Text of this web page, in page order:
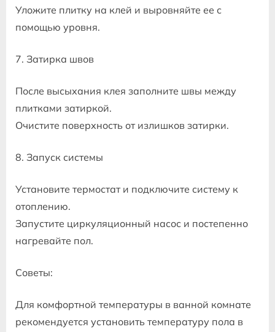
Уложите плитку на клей и выровняйте ее с
помощью уровня.
7. Затирка швов
После высыхания клея заполните швы между
плитками затиркой.
Очистите поверхность от излишков затирки.
8. Запуск системы
Установите термостат и подключите систему к
отоплению.
Запустите циркуляционный насос и постепенно
нагревайте пол.
Советы:
Для комфортной температуры в ванной комнате
рекомендуется установить температуру пола в